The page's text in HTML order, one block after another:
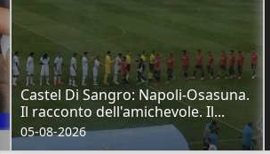
Castel Di Sangro: Napoli-Osasuna.
Il racconto dell'amichevole. Il...
05-08-2026